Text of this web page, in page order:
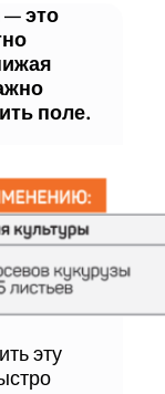
— это
поле.
эту